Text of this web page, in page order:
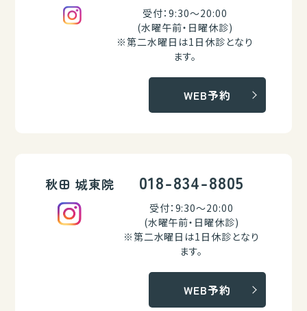
受付：9:30～20:00
(水曜午前・日曜休診)
※第二水曜日は1日休診となり
ます。
WEB予約
秋田 城東院 018-834-8805
受付：9:30～20:00
(水曜午前・日曜休診)
※第二水曜日は1日休診となり
ます。
WEB予約